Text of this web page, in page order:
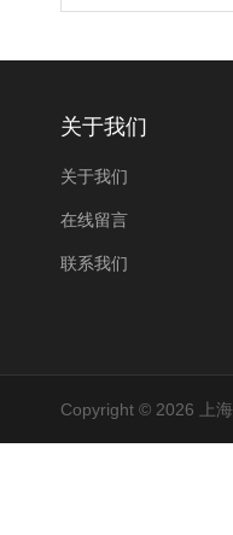
关于我们
关于我们
在线留言
联系我们
Copyright © 2026 上